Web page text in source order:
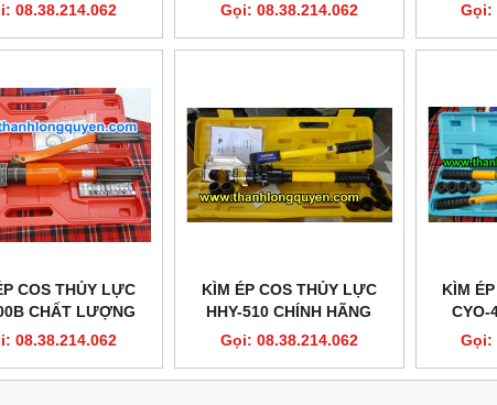
08.38.214.062
Gọi: 08.38.214.062
Gọi:
COS THỦY LỰC
CHẤT LƯỢNG
08.38.214.062
KÌM ÉP COS THỦY LỰC
HHY-510 CHÍNH HÃNG
Gọi: 08.38.214.062
KÌM
CYO-
Gọi: